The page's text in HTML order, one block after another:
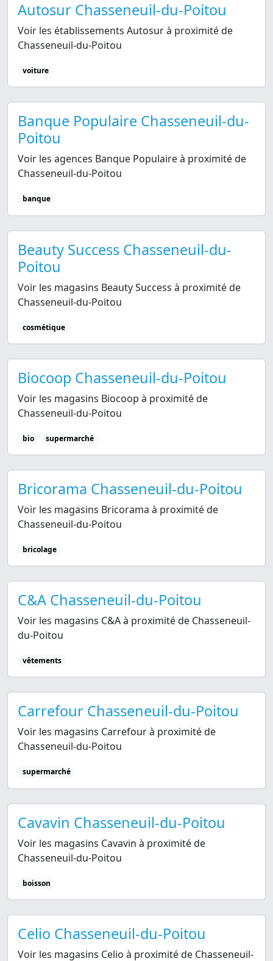
Autosur Chasseneuil-du-Poitou
Voir les établissements Autosur à proximité de
Chasseneuil-du-Poitou
voiture
Banque Populaire Chasseneuil-du-
Poitou
Voir les agences Banque Populaire à proximité de
Chasseneuil-du-Poitou
banque
Beauty Success Chasseneuil-du-
Poitou
Voir les magasins Beauty Success à proximité de
Chasseneuil-du-Poitou
cosmétique
Biocoop Chasseneuil-du-Poitou
Voir les magasins Biocoop à proximité de
Chasseneuil-du-Poitou
bio supermarché
Bricorama Chasseneuil-du-Poitou
Voir les magasins Bricorama à proximité de
Chasseneuil-du-Poitou
bricolage
C&A Chasseneuil-du-Poitou
Voir les magasins C&A à proximité de Chasseneuil-
du-Poitou
vêtements
Carrefour Chasseneuil-du-Poitou
Voir les magasins Carrefour à proximité de
Chasseneuil-du-Poitou
supermarché
Cavavin Chasseneuil-du-Poitou
Voir les magasins Cavavin à proximité de
Chasseneuil-du-Poitou
boisson
Celio Chasseneuil-du-Poitou
Voir les magasins Celio à proximité de Chasseneuil-